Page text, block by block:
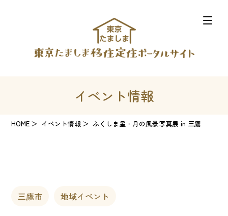
イベント情報
HOME イベント情報 ふくしま星・月の風景写真展 in 三鷹
三鷹市 地域イベント